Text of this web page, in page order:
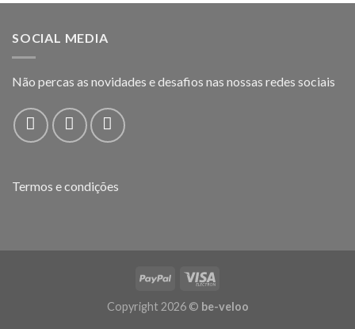
SOCIAL MEDIA
Não percas as novidades e desafios nas nossas redes sociais
Termos e condições
Copyright 2026 © be-veloo